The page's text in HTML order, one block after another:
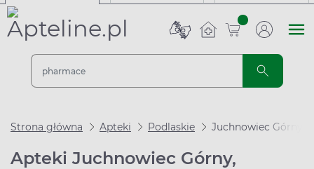
sztuk
Strona główna Apteki Podlaskie Juchnowiec Górny
Apteki Juchnowiec Górny,